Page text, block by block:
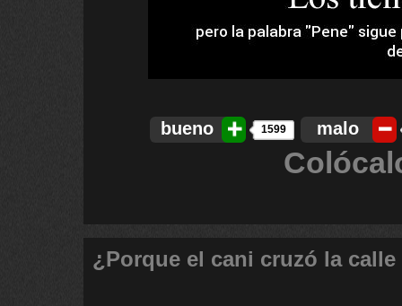
bueno 1599 malo
¿Porque el cani cruzó la calle